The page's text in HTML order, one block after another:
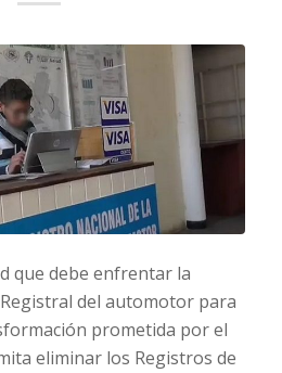
que debe enfrentar la
del automotor para
prometida por el
eliminar los Registros de